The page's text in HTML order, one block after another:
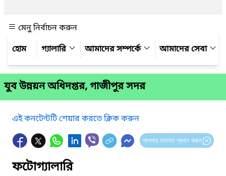
মেনু নির্বাচন করুন
গ্যালারি
আমাদের সম্পর্কে আমাদের সেবা
যুব উন্নয়ন অধিদপ্তর, গাজীপুর সদর
এই কনটেন্টটি শেয়ার করতে ক্লিক করুন
আপনার মতামত প্রদান করুন
ফটোগ্যালারি